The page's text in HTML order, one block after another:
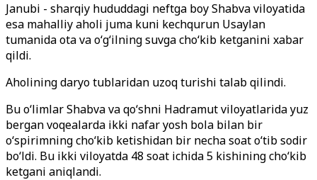
Janubi - sharqiy hududdagi neftga boy Shabva viloyatida
esa mahalliy aholi juma kuni kechqurun Usaylan
tumanida ota va o‘g‘ilning suvga cho‘kib ketganini xabar
qildi.
Aholining daryo tublaridan uzoq turishi talab qilindi.
Bu o‘limlar Shabva va qo‘shni Hadramut viloyatlarida yuz
bergan voqealarda ikki nafar yosh bola bilan bir
o‘spirimning cho‘kib ketishidan bir necha soat o‘tib sodir
bo‘ldi. Bu ikki viloyatda 48 soat ichida 5 kishining cho‘kib
ketgani aniqlandi.